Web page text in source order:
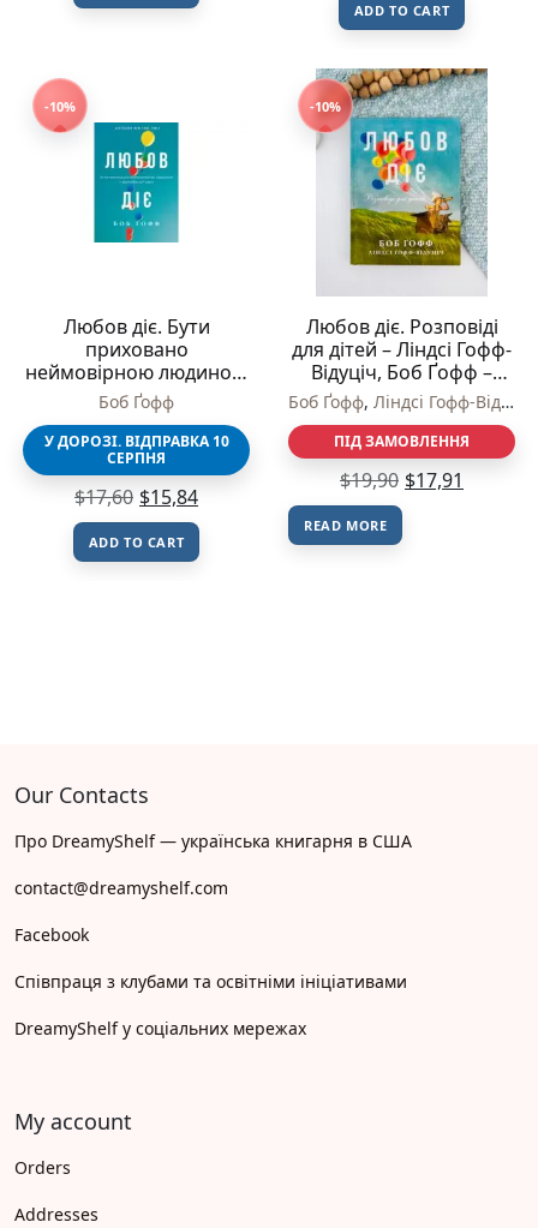
ADD TO CART
-10%
Любов діє. Бути
приховано
неймовірною людиною
у звичайному світі –
Боб Ґофф – Свічадо
Боб Ґофф
У ДОРОЗІ. ВІДПРАВКА 10
СЕРПНЯ
$17,60 $15,84
ADD TO CART
-10%
Любов діє. Розповіді
для дітей – Ліндсі Гофф-
Відуціч, Боб Ґофф –
Свічадо
Боб Ґофф, Ліндсі Гофф-Відуціч
ПІД ЗАМОВЛЕННЯ
$19,90 $17,91
READ MORE
Our Contacts
Про DreamyShelf — українська книгарня в США
contact@dreamyshelf.com
Facebook
Співпраця з клубами та освітніми ініціативами
DreamyShelf у соціальних мережах
My account
Orders
Addresses